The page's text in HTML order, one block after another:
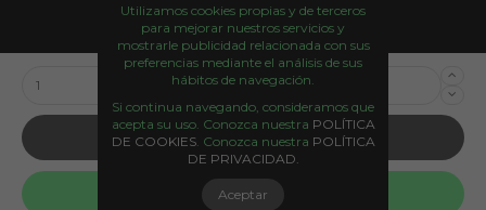
Añadir al carrito
Utilizamos cookies propias y de terceros
para mejorar nuestros servicios y
mostrarle publicidad relacionada con sus
preferencias mediante el análisis de sus
hábitos de navegación.
Si continua navegando, consideramos que
acepta su uso. Conozca nuestra POLÍTICA
DE COOKIES. Conozca nuestra POLÍTICA
DE PRIVACIDAD.
Aceptar